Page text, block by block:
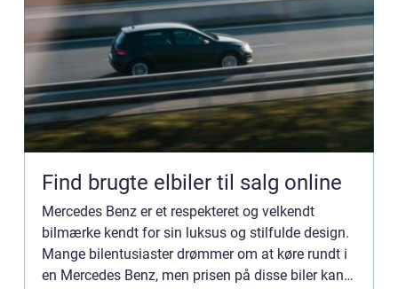
Find brugte elbiler til salg online
Mercedes Benz er et respekteret og velkendt
bilmærke kendt for sin luksus og stilfulde design.
Mange bilentusiaster drømmer om at køre rundt i
en Mercedes Benz, men prisen på disse biler kan